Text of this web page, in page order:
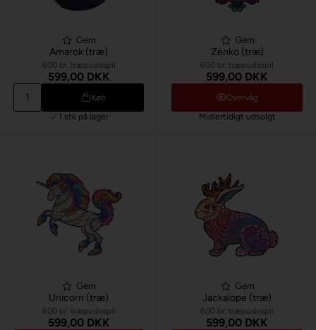
Gem
Amarok (træ)
600 br. træpuslespil
599,00 DKK
Køb
1 stk på lager
Gem
Zenko (træ)
600 br. træpuslespil
599,00 DKK
Overvåg
Midlertidigt udsolgt
Gem
Unicorn (træ)
600 br. træpuslespil
599,00 DKK
Gem
Jackalope (træ)
600 br. træpuslespil
599,00 DKK